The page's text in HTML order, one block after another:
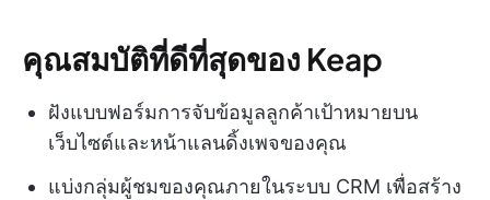
คุณสมบัติที่ดีที่สุดของ Keap
ฝังแบบฟอร์มการจับข้อมูลลูกค้าเป้าหมายบน
เว็บไซต์และหน้าแลนดิ้งเพจของคุณ
แบ่งกลุ่มผู้ชมของคุณภายในระบบ CRM เพื่อสร้าง